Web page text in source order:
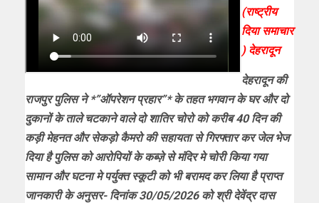
(राष्ट्रीय
दिया समाचार
) देहरादून
देहरादून की
राजपुर पुलिस ने *”ऑपरेशन प्रहार”* के तहत भगवान के घर और दो
दुकानों के ताले चटकाने वाले दो शातिर चोरो को करीब 40 दिन की
कड़ी मेहनत और सेकड़ो कैमरो की सहायता से गिरफ्तार कर जेल भेज
दिया है पुलिस को आरोपियों के कब्ज़े से मंदिर मे चोरी किया गया
सामान और घटना मे पर्युक्त स्कूटी को भी बरामद कर लिया है प्राप्त
जानकारी के अनुसर- दिनांक 30/05/2026 को श्री देवेंद्र दास